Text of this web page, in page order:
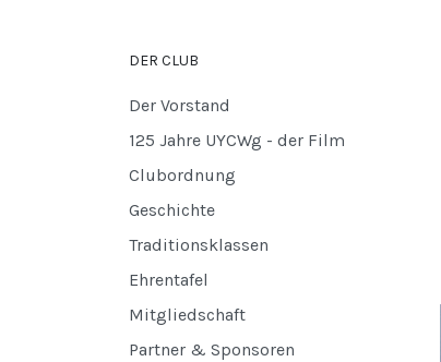
DER CLUB
Der Vorstand
125 Jahre UYCWg - der Film
Clubordnung
Geschichte
Traditionsklassen
Ehrentafel
Mitgliedschaft
Partner & Sponsoren